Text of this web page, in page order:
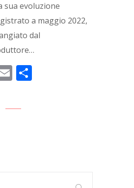
sua evoluzione
a maggio 2022,
dal
E
ai